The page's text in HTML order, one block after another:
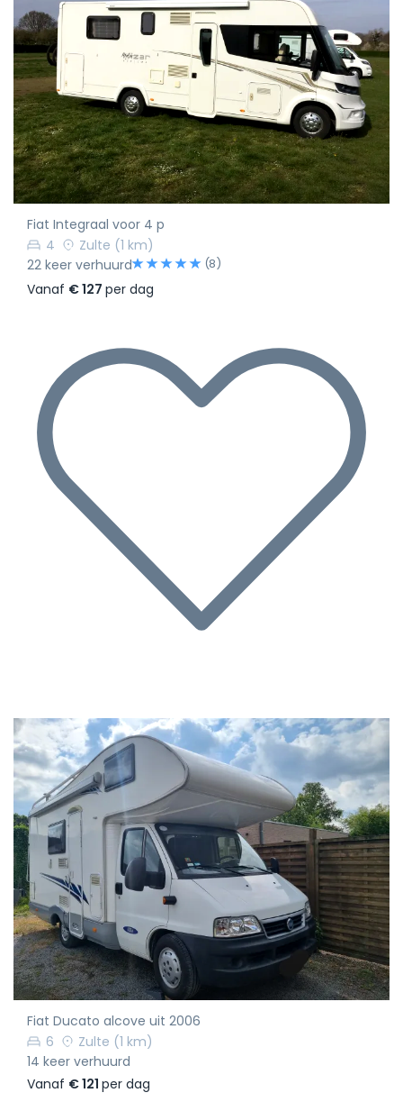
Fiat Integraal voor 4 p
4
Zulte (1 km)
22 keer verhuurd
(8)
Vanaf € 127 per dag
Fiat Ducato alcove uit 2006
6
Zulte (1 km)
14 keer verhuurd
Vanaf € 121 per dag